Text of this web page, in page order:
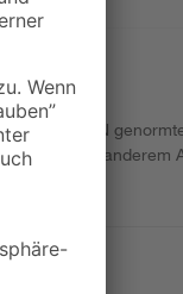
hat eine DIN
von unter anderem